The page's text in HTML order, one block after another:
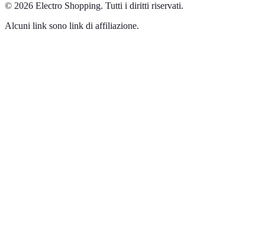
© 2026 Electro Shopping. Tutti i diritti riservati.
Alcuni link sono link di affiliazione.